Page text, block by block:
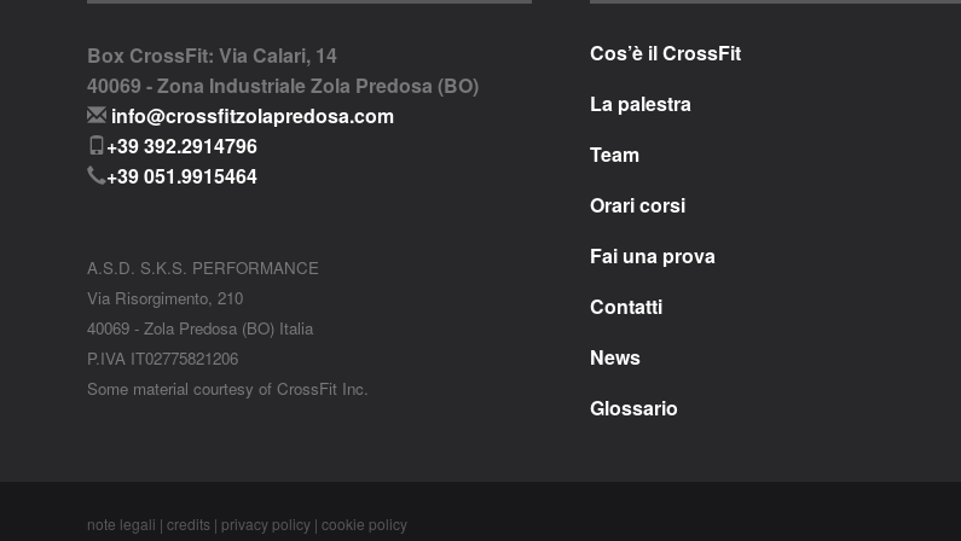
Box CrossFit: Via Calari, 14
40069 - Zona Industriale Zola Predosa (BO)
info@crossfitzolapredosa.com
+39 392.2914796
+39 051.9915464
A.S.D. S.K.S. PERFORMANCE
Via Risorgimento, 210
40069 - Zola Predosa (BO) Italia
P.IVA IT02775821206
Some material courtesy of CrossFit Inc.
Cos’è il CrossFit
La palestra
Team
Orari corsi
Fai una prova
Contatti
News
Glossario
note legali | credits | privacy policy | cookie policy